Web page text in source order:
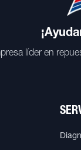
líder en